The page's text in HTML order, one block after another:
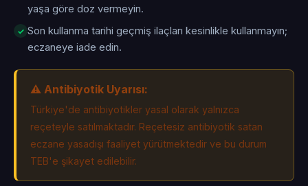
yaşa göre doz vermeyin.
Son kullanma tarihi geçmiş ilaçları kesinlikle kullanmayın;
eczaneye iade edin.
⚠️ Antibiyotik Uyarısı:
Türkiye'de antibiyotikler yasal olarak yalnızca
reçeteyle satılmaktadır. Reçetesiz antibiyotik satan
eczane yasadışı faaliyet yürütmektedir ve bu durum
TEB'e şikayet edilebilir.